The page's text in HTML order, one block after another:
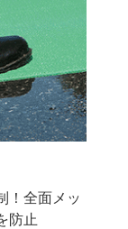
！全面メッ
防止